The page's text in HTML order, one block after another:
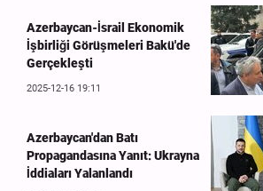
Azerbaycan-İsrail Ekonomik
İşbirliği Görüşmeleri Bakü'de
Gerçekleşti
2025-12-16 19:11
Azerbaycan'dan Batı
Propagandasına Yanıt: Ukrayna
İddiaları Yalanlandı